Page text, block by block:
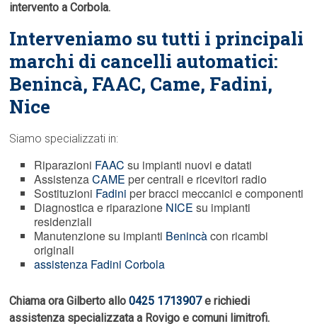
intervento a Corbola.
Interveniamo su tutti i principali
marchi di cancelli automatici:
Benincà, FAAC, Came, Fadini,
Nice
Siamo specializzati in:
Riparazioni FAAC su impianti nuovi e datati
AssistenzaCAME per centrali e ricevitori radio
Sostituzioni Fadini per bracci meccanici e componenti
Diagnostica e riparazione NICE su impianti
residenziali
Manutenzione su impianti Benincàcon ricambi
originali
assistenza Fadini Corbola
Chiama ora Gilberto allo0425 1713907e richiedi
assistenza specializzata a Rovigo e comuni limitrofi.